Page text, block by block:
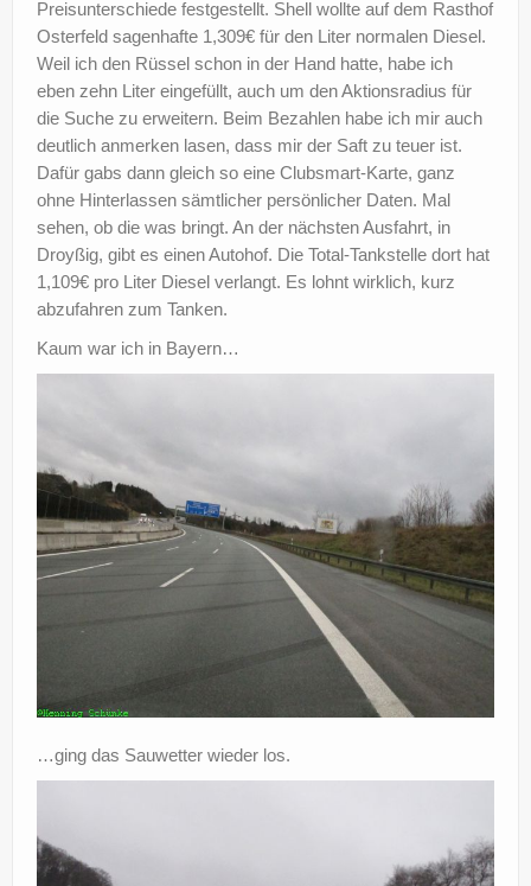
Preisunterschiede festgestellt. Shell wollte auf dem Rasthof
Osterfeld sagenhafte 1,309€ für den Liter normalen Diesel.
Weil ich den Rüssel schon in der Hand hatte, habe ich
eben zehn Liter eingefüllt, auch um den Aktionsradius für
die Suche zu erweitern. Beim Bezahlen habe ich mir auch
deutlich anmerken lasen, dass mir der Saft zu teuer ist.
Dafür gabs dann gleich so eine Clubsmart-Karte, ganz
ohne Hinterlassen sämtlicher persönlicher Daten. Mal
sehen, ob die was bringt. An der nächsten Ausfahrt, in
Droyßig, gibt es einen Autohof. Die Total-Tankstelle dort hat
1,109€ pro Liter Diesel verlangt. Es lohnt wirklich, kurz
abzufahren zum Tanken.
Kaum war ich in Bayern…
…ging das Sauwetter wieder los.